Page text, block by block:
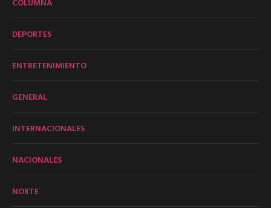
DEPORTES
ENTRETENIMIENTO
GENERAL
INTERNACIONALES
NACIONALES
NORTE